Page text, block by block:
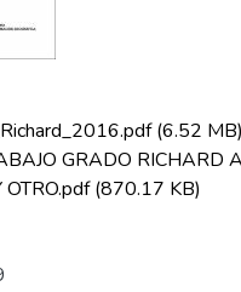
(6.52 MB)
GRADO RICHARD
(870.17 KB)